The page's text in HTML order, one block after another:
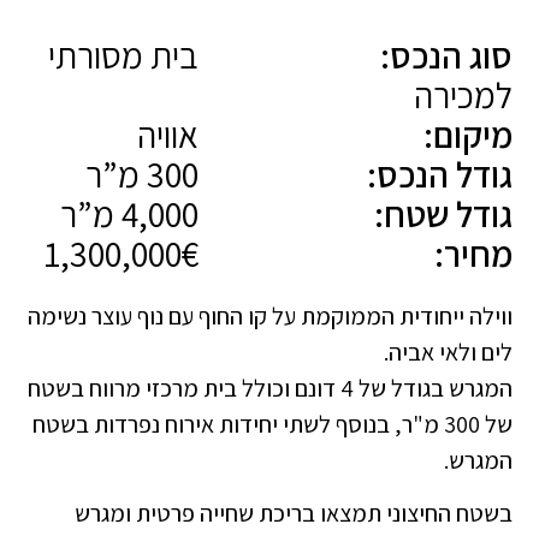
סוג הנכס:
בית מסורתי
למכירה
מיקום:
אוויה
גודל הנכס:
גודל שטח:
מחיר:
1,300,000€
ווילה ייחודית הממוקמת על קו החוף עם נוף עוצר נשימה
לים ולאי אביה.
המגרש בגודל של 4 דונם וכולל בית מרכזי מרווח בשטח
של 300 מ"ר, בנוסף לשתי יחידות אירוח נפרדות בשטח
המגרש.
בשטח החיצוני תמצאו בריכת שחייה פרטית ומגרש